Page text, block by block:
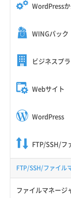
WordPress
WINGパック
ビジネスプ
Webサイト
WordPress
FTP/SSH/フ
FTP/SSH/ファイル
ファイルマネージ